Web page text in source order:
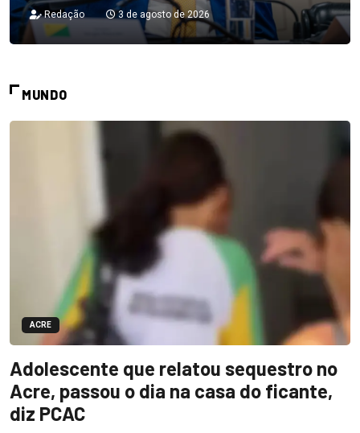
Redação 3 de agosto de 2026
MUNDO
ACRE
Adolescente que relatou sequestro no
Acre, passou o dia na casa do ficante,
diz PCAC